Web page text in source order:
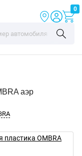
0
аэр